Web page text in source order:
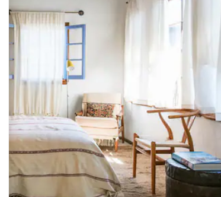
nach oben und unten oder erkunde die